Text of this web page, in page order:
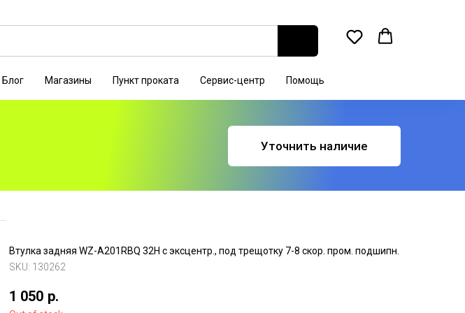
Блог Магазины Пункт проката Сервис-центр Помощь
Уточнить наличие
Втулка задняя WZ-A201RBQ 32Н с эксцентр., под трещотку 7-8 скор. пром. подшипн.
Втулка задняя WZ-A201RBQ 32Н с эксцентр., под трещотку 7-8 скор. пром. подшипн.
SKU: 130262
1 050 р.